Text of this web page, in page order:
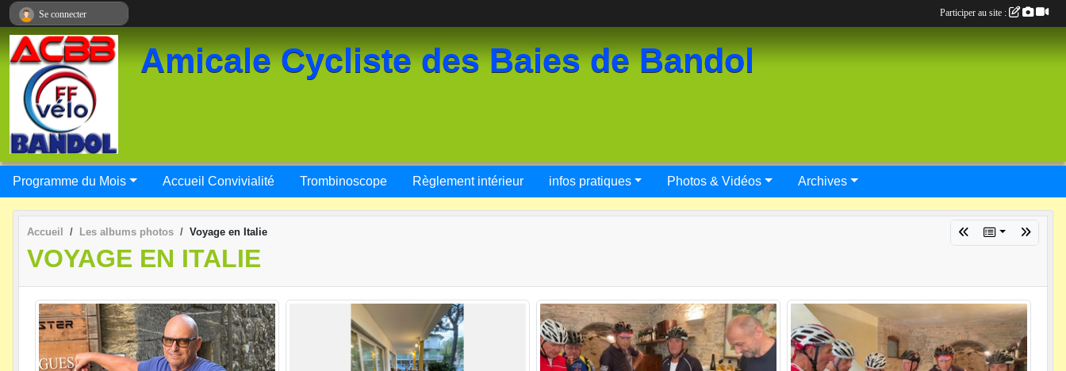
Amicale Cycliste des Baies de Bandol
Programme du Mois Accueil Convivialité Trombinoscope Règlement intérieur infos pratiques Photos & Vidéos Archives
Accueil Les albums photos Voyage en Italie
VOYAGE EN ITALIE
Se connecter Participer au site :
Panneau de gestion des cookies